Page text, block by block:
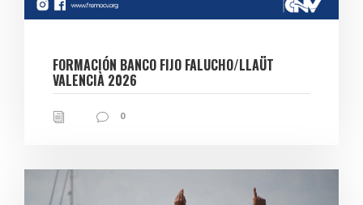
FORMACIÓN BANCO FIJO FALUCHO/LLAÜT
VALENCIÀ 2026
0